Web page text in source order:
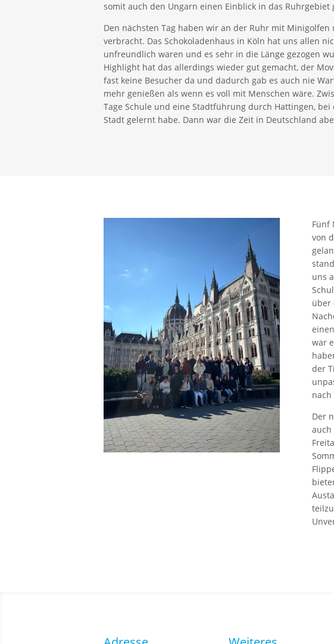
somit auch den Ungarn einen Einblick in das Ruhrgebiet
Den nächsten Tag haben wir an der Ruhr mit
verbracht. Das Schokoladenhaus in Köln hat uns allen
unfreundlich waren und es sehr in die Länge gezogen
Highlight hat das allerdings wieder gut gemacht, der
fast keine Besucher da und dadurch gab es auch nie
mehr genießen als wenn es voll mit Menschen wäre.
Tage Schule und eine Stadtführung durch Hattingen,
Stadt gelernt habe. Dann war die Zeit in Deutschland
Fünf
von
uns
über
war
der
nach
Der